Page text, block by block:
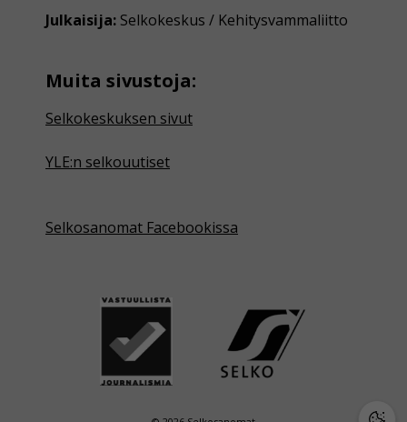
Julkaisija: Selkokeskus / Kehitysvammaliitto
Muita sivustoja:
Selkokeskuksen sivut
YLE:n selkouutiset
Selkosanomat Facebookissa